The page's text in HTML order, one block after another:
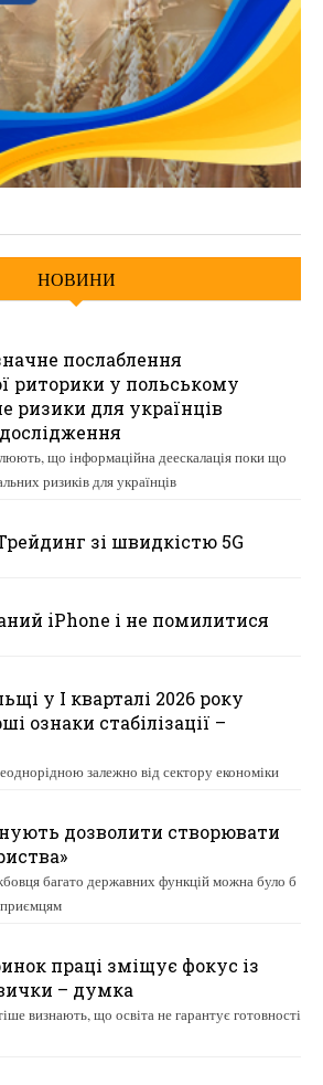
НОВИНИ
послаблення
риторики у польському
ризики для українців
що інформаційна деескалація поки що
ризиків для українців
зі швидкістю 5G
iPhone і не помилитися
у І кварталі 2026 року
ознаки стабілізації –
залежно від сектору економіки
дозволити створювати
багато державних функцій можна було б
праці зміщує фокус із
– думка
визнають, що освіта не гарантує готовності